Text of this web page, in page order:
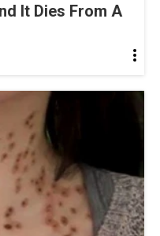
It Dies From A